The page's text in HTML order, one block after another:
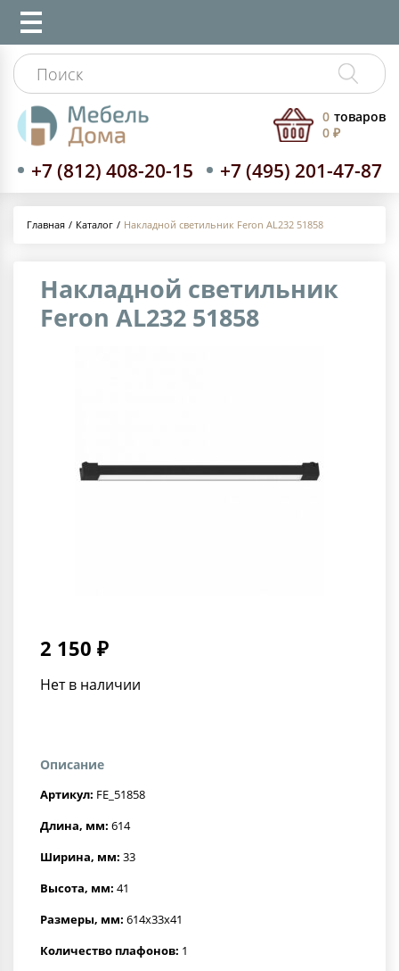
+7 (812) 408-20-15 +7 (495) 201-47-87
0 товаров
0 ₽
Главная Каталог Накладной светильник Feron AL232 51858
Накладной светильник
Feron AL232 51858
2 150 ₽
Нет в наличии
Описание
Артикул: FE_51858
Длина, мм: 614
Ширина, мм: 33
Высота, мм: 41
Размеры, мм: 614x33x41
Количество плафонов: 1